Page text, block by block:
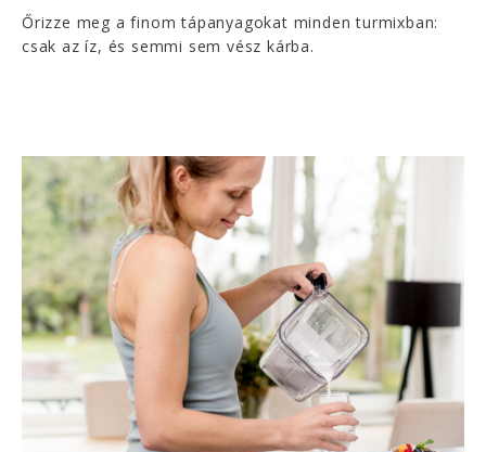
Őrizze meg a finom tápanyagokat minden turmixban:
csak az íz, és semmi sem vész kárba.